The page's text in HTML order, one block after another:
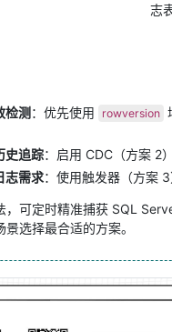
志
检测 ：优先使用 rowversion
史追踪：启用 CDC（方案 2）
志需求：使用触发器（方案 3
，可定时精准捕获 SQL
选择最合适的方案。